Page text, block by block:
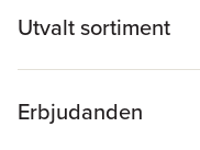
Utvalt sortiment
Erbjudanden